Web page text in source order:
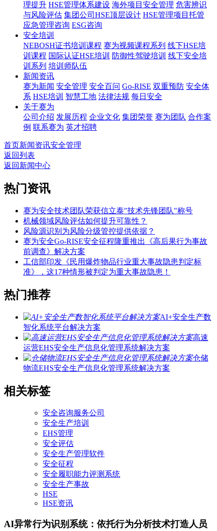
理提升 HSE管理体系建设 海外项目安全管理 危害辨识
与风险评估 集团公司HSE顶层设计 HSE管理项目托管
应急管理咨询 ESG咨询
安全培训
NEBOSH证书培训课程 赛为视频课程系列 线下HSE培
训课程 国际认证HSE培训 防御性驾驶培训 线下安全培
训系列 培训师队伍
新闻资讯
赛为新闻 安全管理 安全百问 Go-RISE 双重预防 安全体
系 HSE培训 智慧工地 法律法规 每日安全
关于赛为
公司介绍 发展历程 企业文化 集团荣誉 赛为团队 合作案
例 联系赛为 英才招聘
首页新闻资讯安全管理
返回列表
返回新闻中心
热门资讯
赛为安全技术团队荣获信立泰"技术先锋团队"称号
机械领域风险评估如何提升可靠性？
风险源识别为风险分级管控提供依据？
赛为安全Go-RISE安全征程隆重推出《高后果行为事故
前调查》解决方案
工信部印发《民用爆炸物品行业重大事故隐患判定标
准》，这17种情形被判定为重大事故隐患！
热门推荐
AI+安全生产数
智化系统平台解决方案
高速
运营EHS安全生产信息化管理系统解决方案
仓储
物流EHS安全生产信息化管理系统解决方案
相关标签
安全咨询服务公司
安全生产培训
EHS管理
安全评估
安全生产管理软件
安全征程
安全履职能力评测系统
安全生产事故
HSE
HSE资讯
AI异常行为识别系统：依托行为分析技术打造人员